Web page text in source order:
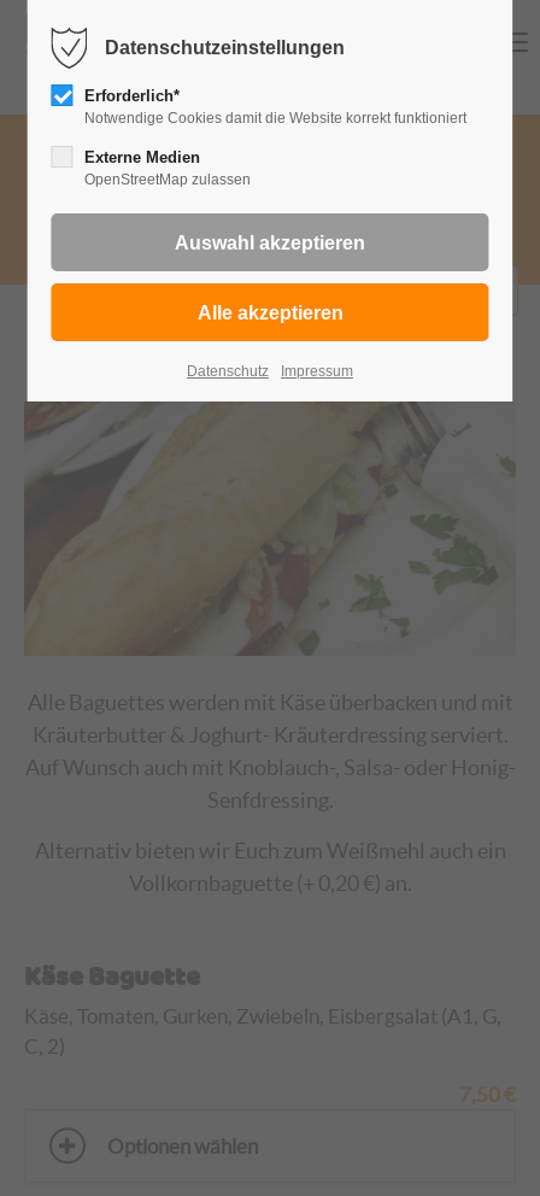
Speisekategorie wählen
Baguettes bestellen
Alle Baguettes werden mit Käse überbacken und mit
Kräuterbutter & Joghurt- Kräuterdressing serviert.
Auf Wunsch auch mit Knoblauch-, Salsa- oder Honig-
Senfdressing.
Alternativ bieten wir Euch zum Weißmehl auch ein
Vollkornbaguette (+ 0,20 €) an.
Käse Baguette
Käse, Tomaten, Gurken, Zwiebeln, Eisbergsalat (A1, G,
C, 2)
7,50 €
Optionen wählen
Datenschutzeinstellungen
Erforderlich*
Notwendige Cookies damit die Website korrekt funktioniert
Externe Medien
OpenStreetMap zulassen
Datenschutz Impressum